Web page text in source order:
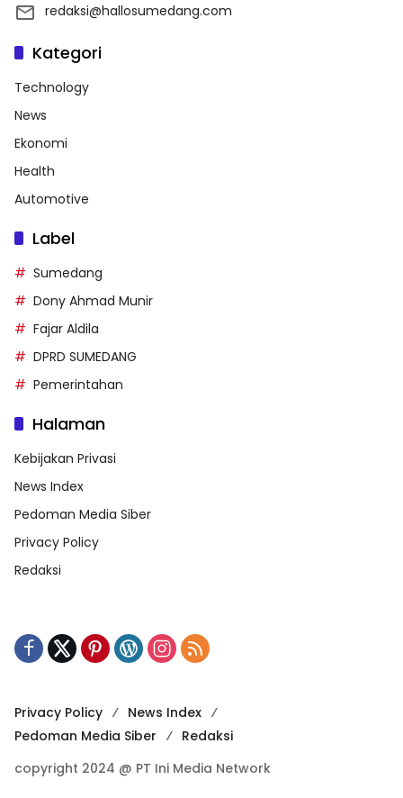
redaksi@hallosumedang.com
Kategori
Technology
News
Ekonomi
Health
Automotive
Label
Sumedang
Dony Ahmad Munir
Fajar Aldila
DPRD SUMEDANG
Pemerintahan
Halaman
Kebijakan Privasi
News Index
Pedoman Media Siber
Privacy Policy
Redaksi
Privacy Policy
News Index
Pedoman Media Siber
Redaksi
copyright 2024 @ PT Ini Media Network